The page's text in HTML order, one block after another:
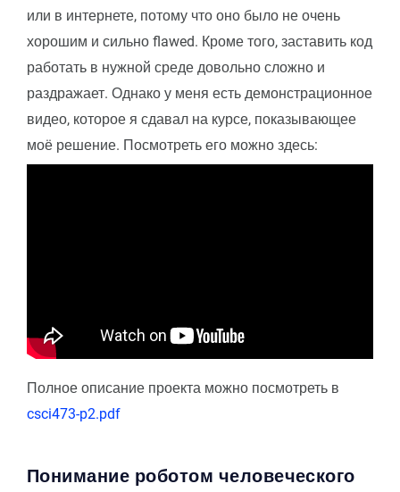
или в интернете, потому что оно было не очень
хорошим и сильно flawed. Кроме того, заставить код
работать в нужной среде довольно сложно и
раздражает. Однако у меня есть демонстрационное
видео, которое я сдавал на курсе, показывающее
моё решение. Посмотреть его можно здесь:
Полное описание проекта можно посмотреть в
csci473-p2.pdf
Понимание роботом человеческого